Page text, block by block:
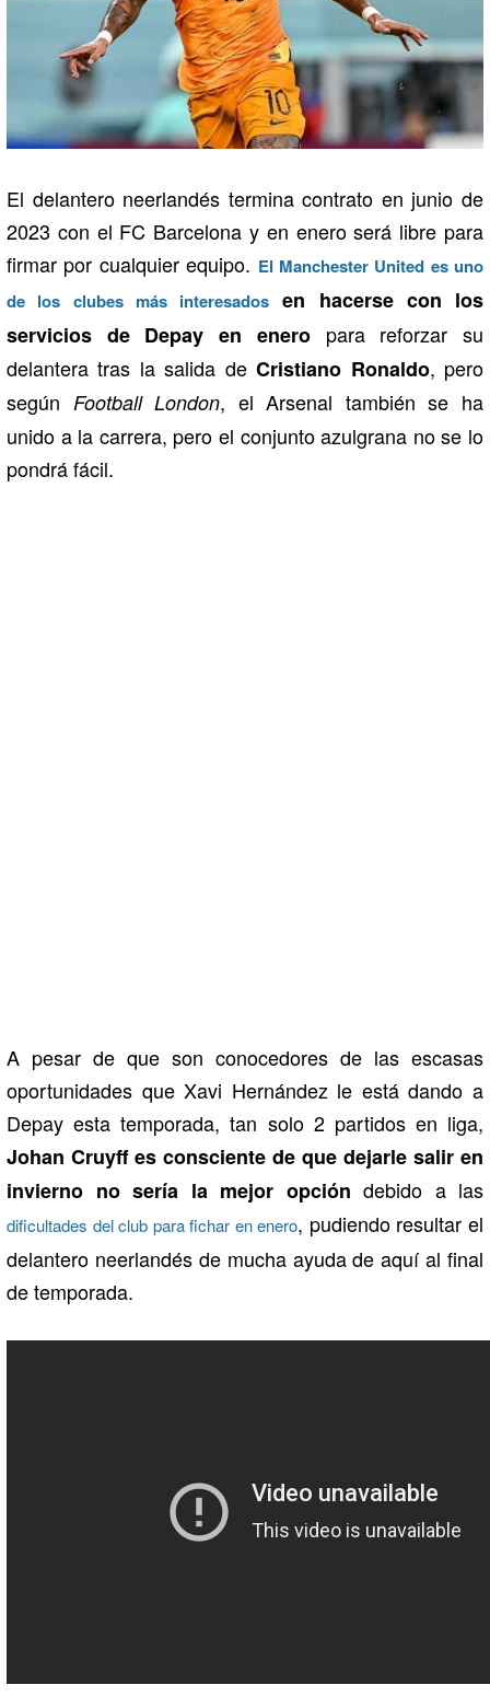
El delantero neerlandés termina contrato en junio de
2023 con el FC Barcelona y en enero será libre para
firmar por cualquier equipo. El Manchester United es uno
de los clubes más interesados en hacerse con los
servicios de Depay en eneropara reforzar su
delantera tras la salida deCristiano Ronaldo, pero
según Football London, el Arsenal también se ha
unido a la carrera, pero el conjunto azulgrana no se lo
pondrá fácil.
A pesar de que son conocedores de las escasas
oportunidades que Xavi Hernández le está dando a
Depay esta temporada, tan solo 2 partidos en liga,
Johan Cruyff es consciente de que dejarle salir en
invierno no sería la mejor opción debido a las
dificultades del club para fichar en enero, pudiendo resultar el
delantero neerlandés de mucha ayuda de aquí al final
de temporada.